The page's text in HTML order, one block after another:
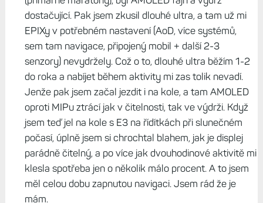
opravdu pěkná s tím tenčím rámečkem a líbí se mi
kdykoliv se na ně podívám. Na kole nejezdim, tudíž
svítivost displeje je pro mě až až. Jsem rád že je mám.
Jirka, 11. září 2025, 11:14
Já jsem se naopak vyléčil z AMOLED závislosti a vrátil
se k MIP :-D (Enduro 3). Když jsem pouze běhal
(primárně maratony), byl AMOLED fajn a výdrž
dostačující. Pak jsem zkusil dlouhé ultra, a tam už mi
EPIXy v potřebném nastavení (AoD, více systémů,
sem tam navigace, připojený mobil + další 2-3